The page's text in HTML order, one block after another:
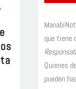
que tiene
Quienes
pueden